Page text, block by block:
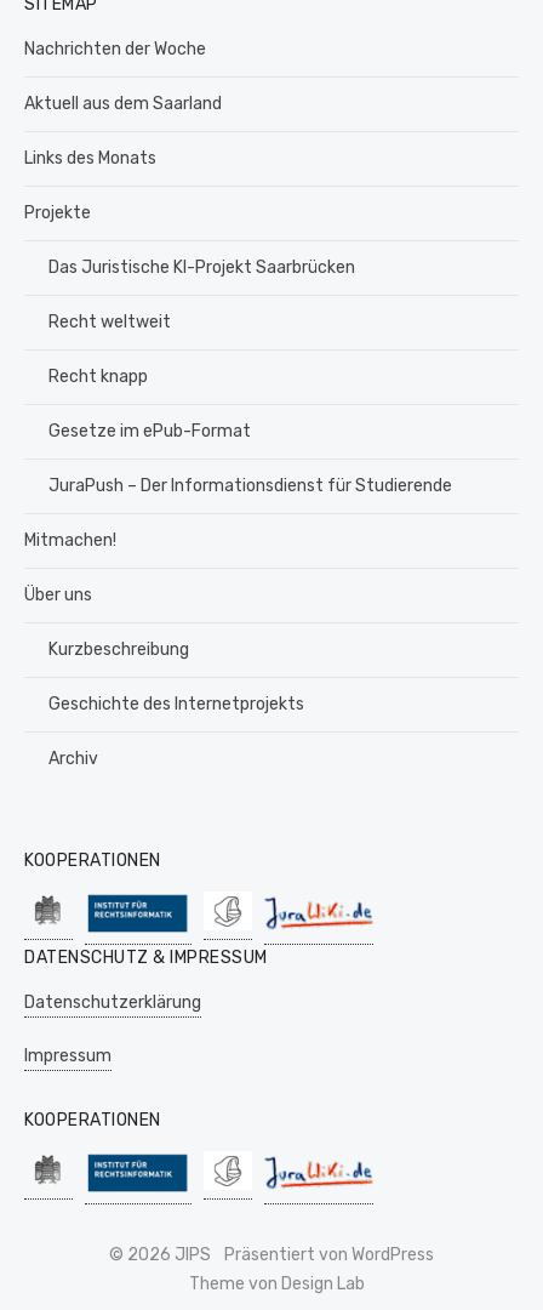
Nachrichten der Woche
Aktuell aus dem Saarland
Links des Monats
Projekte
Das Juristische KI-Projekt Saarbrücken
Recht weltweit
Recht knapp
Gesetze im ePub-Format
JuraPush – Der Informationsdienst für Studierende
Mitmachen!
Über uns
Kurzbeschreibung
Geschichte des Internetprojekts
Archiv
KOOPERATIONEN
DATENSCHUTZ & IMPRESSUM
Datenschutzerklärung
Impressum
KOOPERATIONEN
© 2026 JIPS
Präsentiert von WordPress
Theme von Design Lab